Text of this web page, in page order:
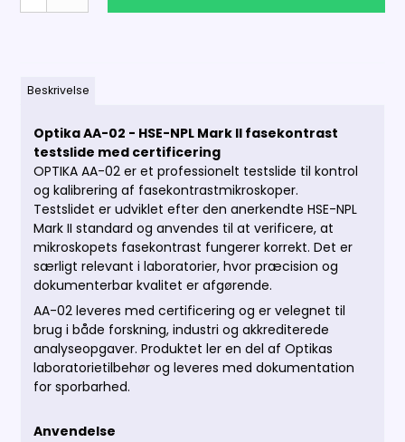
Beskrivelse
Optika AA-02 - HSE-NPL Mark II fasekontrast
testslide med certificering
OPTIKA AA-02 er et professionelt testslide til kontrol
og kalibrering af fasekontrastmikroskoper.
Testslidet er udviklet efter den anerkendte HSE-NPL
Mark II standard og anvendes til at verificere, at
mikroskopets fasekontrast fungerer korrekt. Det er
særligt relevant i laboratorier, hvor præcision og
dokumenterbar kvalitet er afgørende.
AA-02 leveres med certificering og er velegnet til
brug i både forskning, industri og akkrediterede
analyseopgaver. Produktet ler en del af Optikas
laboratorietilbehør og leveres med dokumentation
for sporbarhed.
Anvendelse